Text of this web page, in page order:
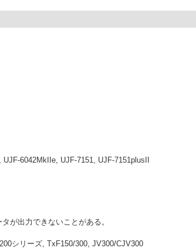
6042MkIIe, UJF-7151, UJF-7151plusII
が出力できないことがある。
シリーズ, TxF150/300, JV300/CJV300